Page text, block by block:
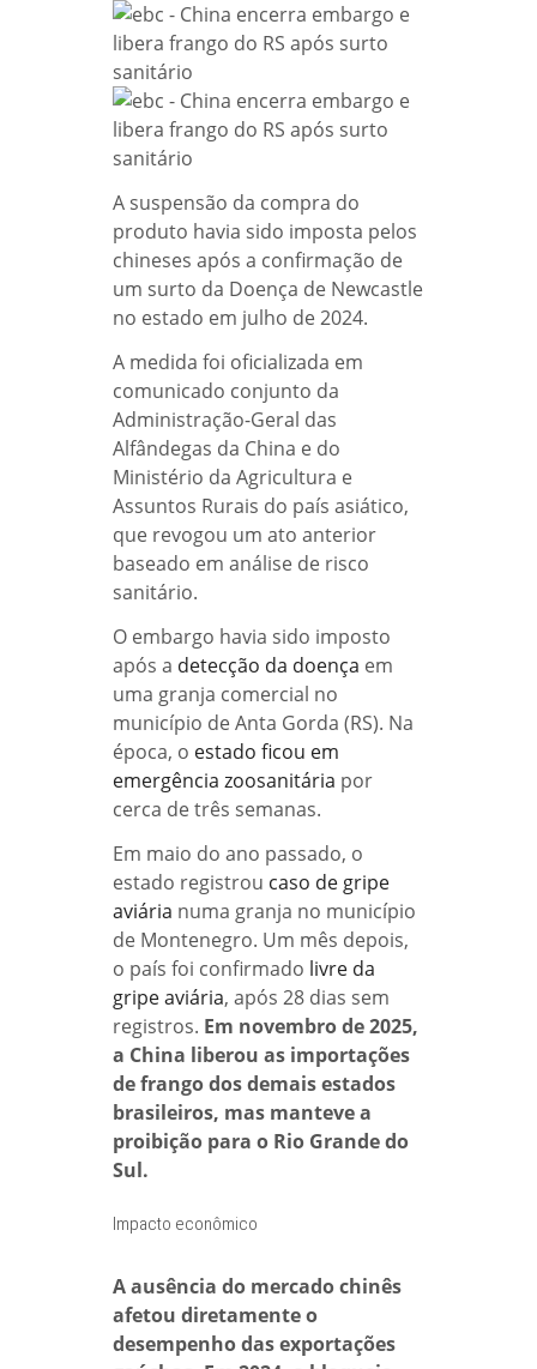
A suspensão da compra do
produto havia sido imposta pelos
chineses após a confirmação de
um surto da Doença de Newcastle
no estado em julho de 2024.
A medida foi oficializada em
comunicado conjunto da
Administração-Geral das
Alfândegas da China e do
Ministério da Agricultura e
Assuntos Rurais do país asiático,
que revogou um ato anterior
baseado em análise de risco
sanitário.
O embargo havia sido imposto
após a detecção da doença em
uma granja comercial no
município de Anta Gorda (RS). Na
época, o estado ficou em
emergência zoosanitária por
cerca de três semanas.
Em maio do ano passado, o
estado registrou caso de gripe
aviária numa granja no município
de Montenegro. Um mês depois,
o país foi confirmado livre da
gripe aviária, após 28 dias sem
registros. Em novembro de 2025,
a China liberou as importações
de frango dos demais estados
brasileiros, mas manteve a
proibição para o Rio Grande do
Sul.
Impacto econômico
A ausência do mercado chinês
afetou diretamente o
desempenho das exportações